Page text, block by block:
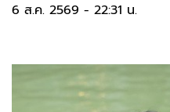
6 ส.ค. 2569 - 22:31 น.